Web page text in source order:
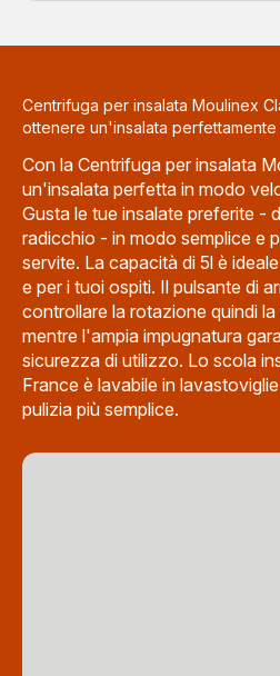
Centrifuga per insalata Moulinex
ottenere un'insalata perfettamente
Con la Centrifuga per insalata
un'insalata perfetta in modo
Gusta le tue insalate preferite -
radicchio - in modo semplice e
servite. La capacità di 5l è
e per i tuoi ospiti. Il pulsante di
controllare la rotazione quindi
mentre l'ampia impugnatura
sicurezza di utilizzo. Lo scola
France è lavabile in
pulizia più semplice.